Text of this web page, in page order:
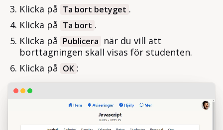
Klicka på Ta bort betyget .
Klicka på Ta bort .
Klicka på Publicera när du vill att
borttagningen skall visas för studenten.
Klicka på OK :